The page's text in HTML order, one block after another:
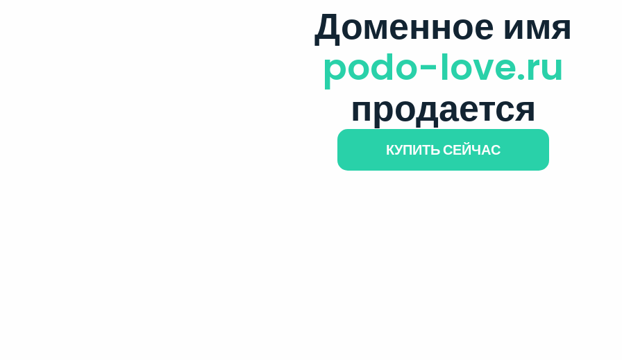
Доменное имя
podo-love.ru
продается
КУПИТЬ СЕЙЧАС